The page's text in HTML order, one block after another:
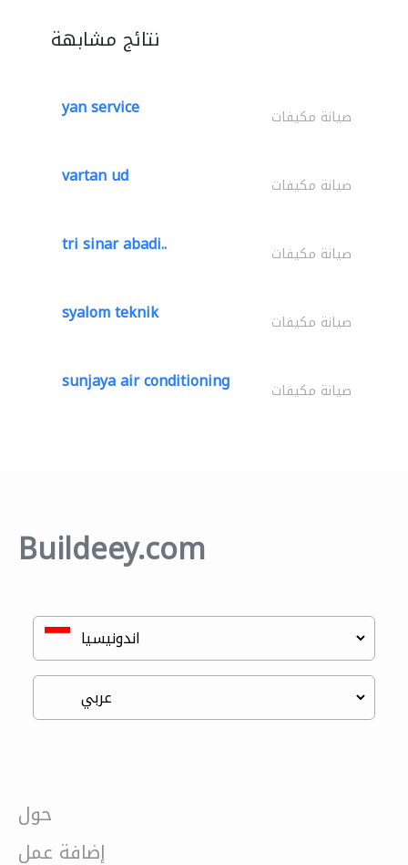
نتائج مشابهة
yan service صيانة مكيفات
vartan ud صيانة مكيفات
tri sinar abadi.. صيانة مكيفات
syalom teknik صيانة مكيفات
sunjaya air conditioning صيانة مكيفات
Buildeey.com
حول
إضافة عمل